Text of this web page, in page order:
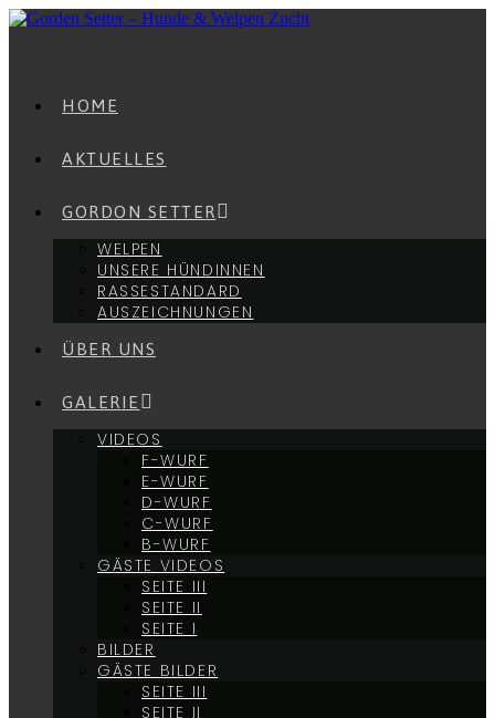
Zum
HOME
AKTUELLES
GORDON SETTER
WELPEN
UNSERE HÜNDINNEN
RASSESTANDARD
AUSZEICHNUNGEN
ÜBER UNS
GALERIE
VIDEOS
F-WURF
E-WURF
D-WURF
C-WURF
B-WURF
GÄSTE VIDEOS
SEITE III
SEITE II
SEITE I
BILDER
GÄSTE BILDER
SEITE III
SEITE II